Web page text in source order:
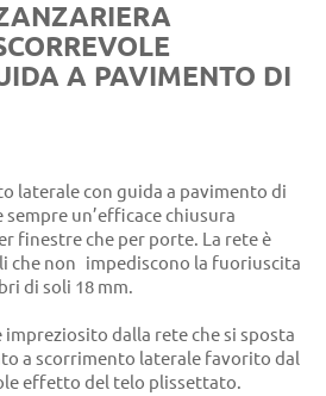
A PAVIMENTO DI
laterale con guida a pavimento di
un’efficace chiusura
finestre che per porte. La rete è
che non impediscono la fuoriuscita
di soli 18 mm.
impreziosito dalla rete che si sposta
a scorrimento laterale favorito dal
effetto del telo plissettato.